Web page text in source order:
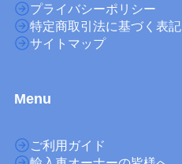
プライバシーポリシー
特定商取引法に基づく表記
サイトマップ
Menu
ご利用ガイド